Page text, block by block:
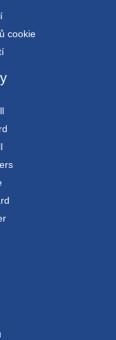
cookie